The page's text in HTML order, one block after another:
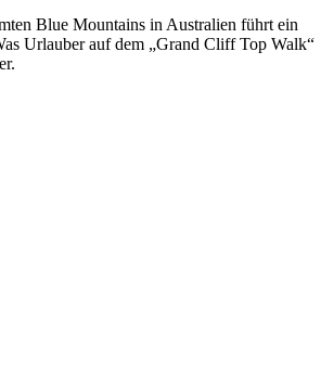
Blue Mountains in Australien führt ein
Urlauber auf dem „Grand Cliff Top Walk“